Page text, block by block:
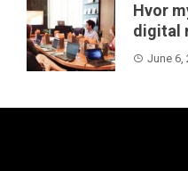
Hvor
digital
June 6,